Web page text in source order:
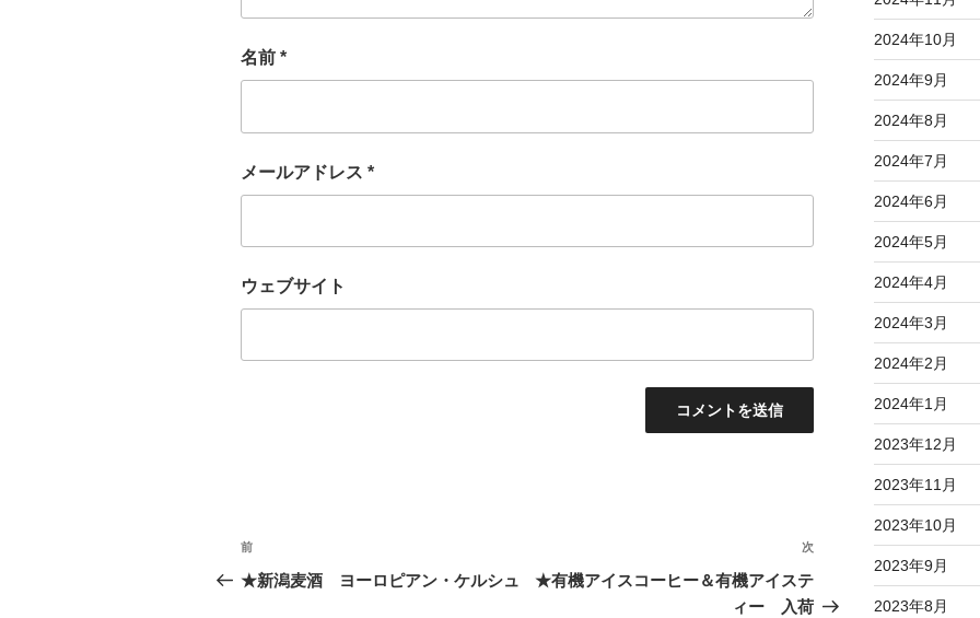
名前 *
メールアドレス *
ウェブサイト
投
稿
過
去
前
★新潟麦酒 ヨーロピアン・ケルシュ
投
次
★有機アイスコーヒー＆有機アイステ
ィー 入荷
2024年10月
2024年9月
2024年8月
2024年7月
2024年6月
2024年5月
2024年4月
2024年3月
2024年2月
2024年1月
2023年12月
2023年11月
2023年10月
2023年9月
2023年8月